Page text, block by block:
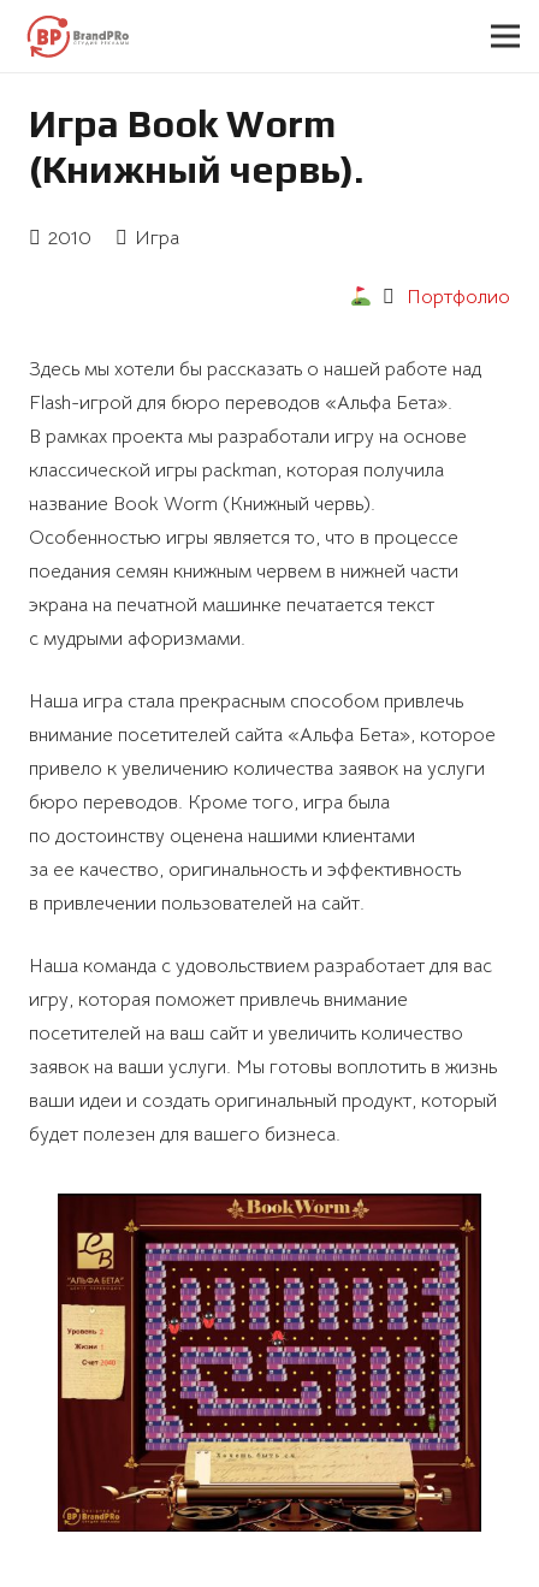
Игра Book Worm
(Книжный червь).
2010 Игра
Портфолио
Здесь мы хотели бы рассказать о нашей работе над
Flash-игрой для бюро переводов «Альфа Бета».
В рамках проекта мы разработали игру на основе
классической игры packman, которая получила
название Book Worm (Книжный червь).
Особенностью игры является то, что в процессе
поедания семян книжным червем в нижней части
экрана на печатной машинке печатается текст
с мудрыми афоризмами.
Наша игра стала прекрасным способом привлечь
внимание посетителей сайта «Альфа Бета», которое
привело к увеличению количества заявок на услуги
бюро переводов. Кроме того, игра была
по достоинству оценена нашими клиентами
за ее качество, оригинальность и эффективность
в привлечении пользователей на сайт.
Наша команда с удовольствием разработает для вас
игру, которая поможет привлечь внимание
посетителей на ваш сайт и увеличить количество
заявок на ваши услуги. Мы готовы воплотить в жизнь
ваши идеи и создать оригинальный продукт, который
будет полезен для вашего бизнеса.